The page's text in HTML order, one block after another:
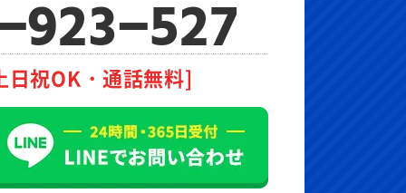
923-527
日祝OK・通話無料]